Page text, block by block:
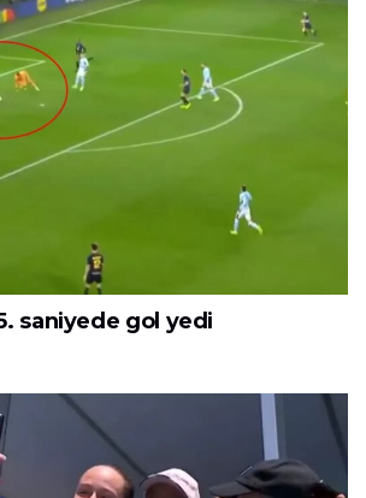
saniyede gol yedi